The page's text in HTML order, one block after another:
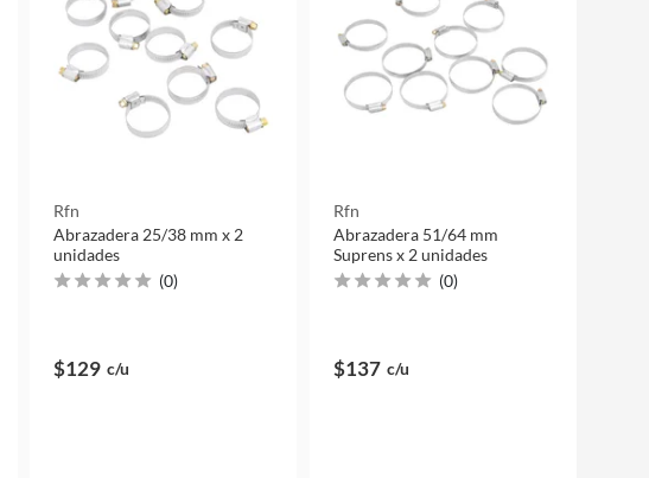
Rfn
Abrazadera 25/38 mm x 2
unidades
(0)
$129 c/u
Rfn
Abrazadera 51/64 mm
Suprens x 2 unidades
(0)
$137 c/u